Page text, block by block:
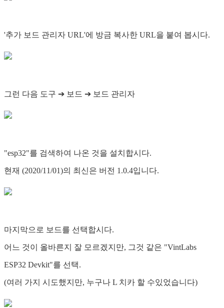
'추가 보드 관리자 URL'에 방금 복사한 URL을 붙여 봅시다.
그런 다음 도구 ➔ 보드 ➔ 보드 관리자
"esp32"를 검색하여 나온 것을 설치합시다.
현재 (2020/11/01)의 최신은 버전 1.0.4입니다.
마지막으로 보드를 선택합시다.
어느 것이 올바른지 잘 모르겠지만, 그것 같은 "VintLabs
ESP32 Devkit"를 선택.
(여러 가지 시도했지만, 누구나 L 치카 할 수있었습니다)